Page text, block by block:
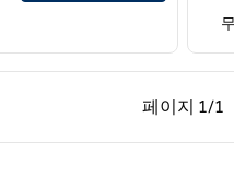
페이지
이전 페이지, 1/1
페이지 1/1